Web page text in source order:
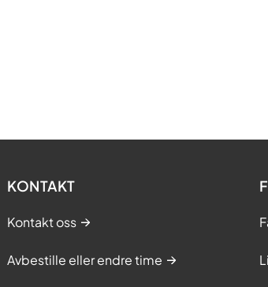
KONTAKT
Kontakt oss
Avbestille eller endre time